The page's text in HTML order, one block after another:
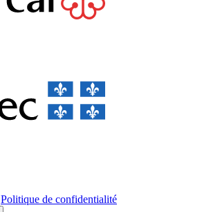
Politique de confidentialité